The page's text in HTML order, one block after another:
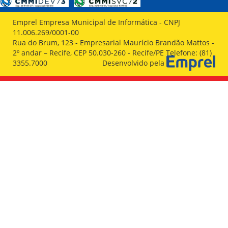
Emprel Empresa Municipal de Informática - CNPJ
11.006.269/0001-00
Rua do Brum, 123 - Empresarial Maurício Brandão Mattos -
2º andar – Recife, CEP 50.030-260 - Recife/PE Telefone: (81)
3355.7000
Desenvolvido pela